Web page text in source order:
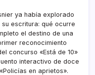
ya había explorado
escritura: qué ocurre
el destino de una
reconocimiento
concurso «Está de 10»
interactivo de doce
en aprietos».